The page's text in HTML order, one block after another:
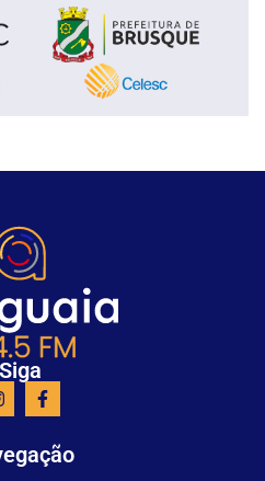
Siga